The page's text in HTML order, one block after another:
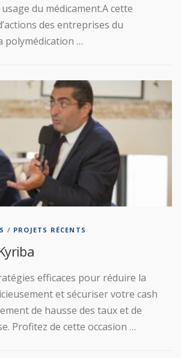
du médicament.A cette
des entreprises du
polymédication …
/ PROJETS RÉCENTS
efficaces pour réduire la
et sécuriser votre cash
de hausse des taux et de
Profitez de cette occasion …